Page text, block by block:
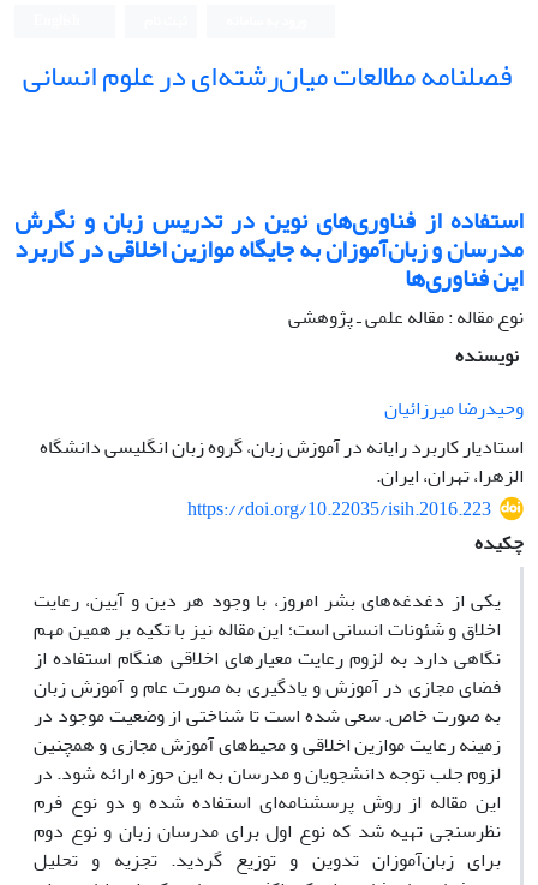
فصلنامه مطالعات میان‌رشته‌ای در علوم انسانی
استفاده از فناوری‌های نوین در تدریس زبان و نگرش
مدرسان و زبان‌آموزان به جایگاه موازین اخلاقی در کاربرد
این فناوری‌ها
نوع مقاله : مقاله علمی ـ پژوهشی
نویسنده
وحیدرضا میرزائیان
استادیار کاربرد رایانه در آموزش زبان، گروه زبان انگلیسی دانشگاه
الزهرا، تهران، ایران.
https://doi.org/10.22035/isih.2016.223
چکیده
یکی از دغدغه‌های بشر امروز، با وجود هر دین و آیین، رعایت
اخلاق و شئونات انسانی است؛ این مقاله نیز با تکیه بر همین مهم
نگاهی دارد به لزوم رعایت معیارهای اخلاقی هنگام استفاده از
فضای مجازی در آموزش و یادگیری به صورت عام و آموزش زبان
به صورت خاص. سعی شده است تا شناختی از وضعیت موجود در
زمینه رعایت موازین اخلاقی و محیط‌های آموزش مجازی و همچنین
لزوم جلب توجه دانشجویان و مدرسان به این حوزه ارائه شود. در
این مقاله از روش پرسشنامه‌ای استفاده شده و دو نوع فرم
نظرسنجی تهیه شد که نوع اول برای مدرسان زبان و نوع دوم
برای زبان‌آموزان تدوین و توزیع گردید. تجزیه و تحلیل